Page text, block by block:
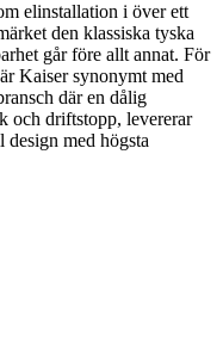
elinstallation i över ett
den klassiska tyska
går före allt annat. För
Kaiser synonymt med
där en dålig
och driftstopp, levererar
med högsta